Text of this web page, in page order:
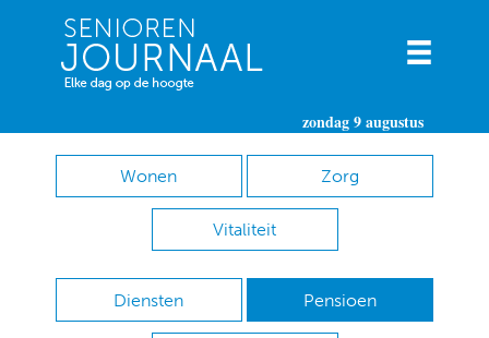
zondag 9 augustus
Wonen Zorg
Vitaliteit
Diensten Pensioen